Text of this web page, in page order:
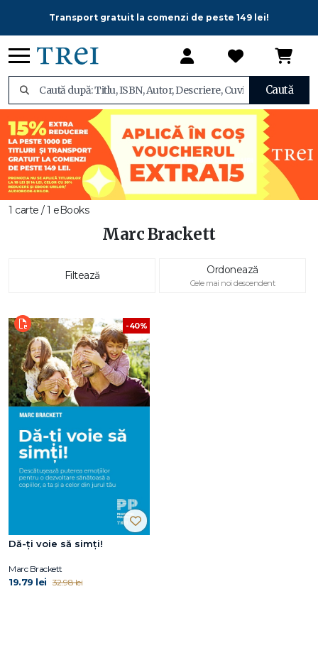
Transport gratuit la comenzi de peste 149 lei!
Caută
1 carte / 1 eBooks
Marc Brackett
Filtează Ordonează
Cele mai noi descendent
-40%
Dă-ți voie să simți!
Marc Brackett
19.79 lei 32.98 lei